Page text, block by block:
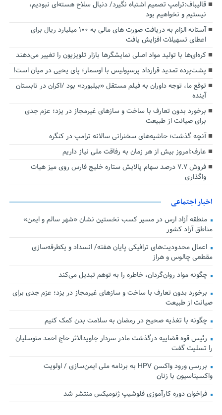
قالیباف:ترامپ تصمیم اشتباه نگیرد/ دنبال سلاح هسته‌ای نبودیم،
نیستیم و نخواهیم بود
آستانه الزام به دریافت صورت های مالی به ۱۰۰ میلیارد ریال برای
اعطای تسهیلات افزایش یافت
کره‌ای‌ها با تولید مواد اصلی نمایشگرها بازار تلویزیون را تغییر می‌دهند
پشت‌پرده تمدید قرارداد پرسپولیس با اوسمار؛ پای یحیی در میان است!
توقع ما، توجه داوران به فیلم مستقل «بیلبورد» بود /اکران در تابستان
آینده
برخورد بدون تعارف با ساخت‌ و سازهای غیرمجاز در یزد؛ عزم جدی
برای صیانت از طبیعت
آنچه گذشت؛ حاشیه‌های سخنرانی سالانه ترامپ در کنگره
عارف:امروز بیش از هر زمان به رفاقت ملی نیاز داریم
فروش ۷.۷ درصد سهام پالایش ستاره خلیج فارس روی میز هیات
واگذاری
اخبار اجتماعی
منطقه آزاد ارس در مسیر کسب نخستین نشان «شهر سالم و ایمن»
مناطق آزاد کشور
اعمال محدودیت‌های ترافیکی پایان هفته/ انسداد و یکطرفه‌سازی
مقطعی چالوس و هراز
چگونه مواد روان‌گردان، خاطره را به توهم تبدیل می‌کند
برخورد بدون تعارف با ساخت‌ و سازهای غیرمجاز در یزد؛ عزم جدی برای
صیانت از طبیعت
چگونه با تغذیه صحیح در رمضان به سلامت بدن کمک کنیم
رئیس قوه قضاییه درگذشت مادر سردار جاویدالاثر حاج احمد متوسلیان
را تسلیت گفت
بررسی ورود واکسن HPV به برنامه ملی ایمن‌سازی / اولویت
واکسیناسیون با زنان
فراخوان دوره کارآموزی فلوشیپ ژنومیکس منتشر شد